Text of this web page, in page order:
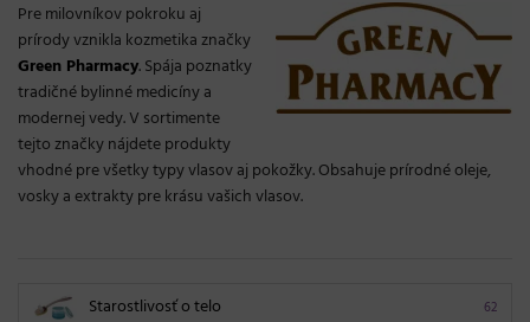
Pre milovníkov pokroku aj
prírody vznikla kozmetika značky
Green Pharmacy. Spája poznatky
tradičné bylinné medicíny a
modernej vedy. V sortimente
tejto značky nájdete produkty
vhodné pre všetky typy vlasov aj pokožky. Obsahuje prírodné oleje,
vosky a extrakty pre krásu vašich vlasov.
62
Starostlivosť o telo